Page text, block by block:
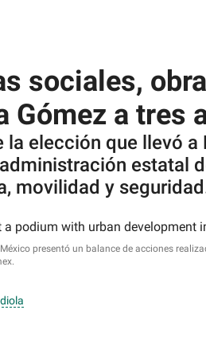
sociales,
Gómez a tres
la elección que llevó
estatal
movilidad y
presentó un balance de acciones